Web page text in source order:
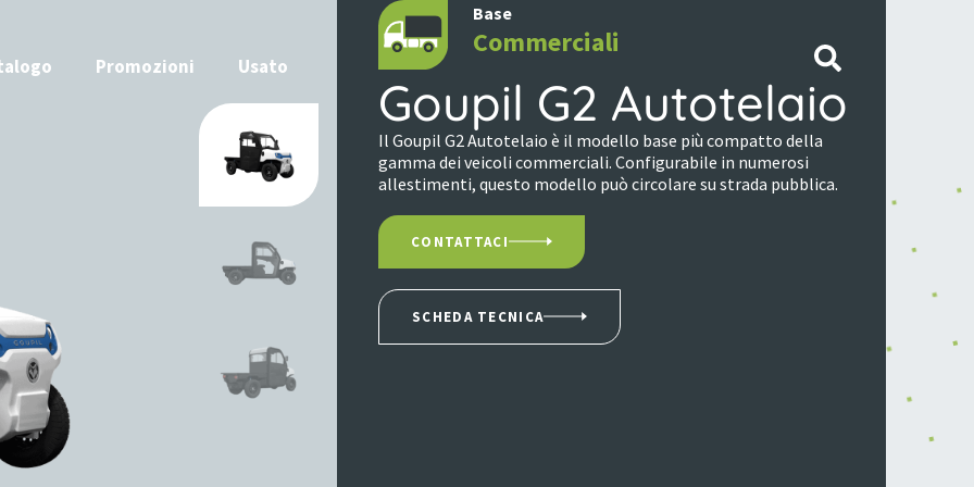
Promozioni Usato
Base
Commerciali
Goupil G2 Autotelaio
Il Goupil G2 Autotelaio è il modello base più compatto della
gamma dei veicoli commerciali. Configurabile in numerosi
allestimenti, questo modello può circolare su strada pubblica.
CONTATTACI
SCHEDA TECNICA